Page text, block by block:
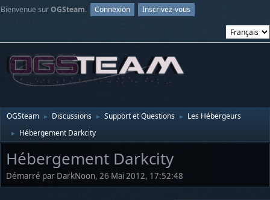
Bienvenue surOGSteam. Connexion Inscrivez-vous
OGSteam ► Discussions ► Support et Questions ► Les Hébergeurs
► Hébergement Darkcity
Hébergement Darkcity
Démarré par DarkNoon, 26 Mai 2012, 17:52:48